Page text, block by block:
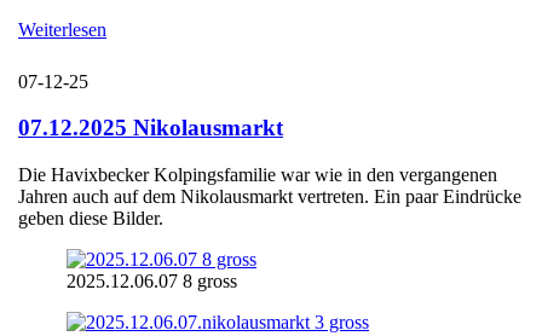
Weiterlesen
07-12-25
07.12.2025 Nikolausmarkt
Die Havixbecker Kolpingsfamilie war wie in den vergangenen
Jahren auch auf dem Nikolausmarkt vertreten. Ein paar Eindrücke
geben diese Bilder.
2025.12.06.07 8 gross